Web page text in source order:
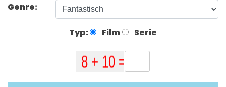
Genre:
Typ: Film Serie